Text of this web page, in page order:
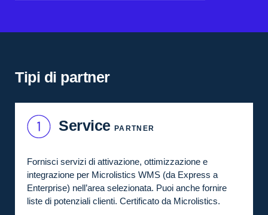
Tipi di partner
Service PARTNER
Fornisci servizi di attivazione, ottimizzazione e
integrazione per Microlistics WMS (da Express a
Enterprise) nell’area selezionata. Puoi anche fornire
liste di potenziali clienti. Certificato da Microlistics.